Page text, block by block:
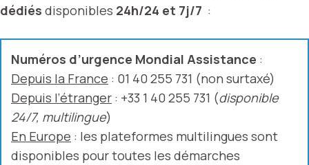
dédiés disponibles 24h/24 et 7j/7 :
Numéros d’urgence Mondial Assistance :
Depuis la France : 01 40 255 731 (non surtaxé)
Depuis l’étranger : +33 1 40 255 731 (disponible
24/7, multilingue)
En Europe : les plateformes multilingues sont
disponibles pour toutes les démarches